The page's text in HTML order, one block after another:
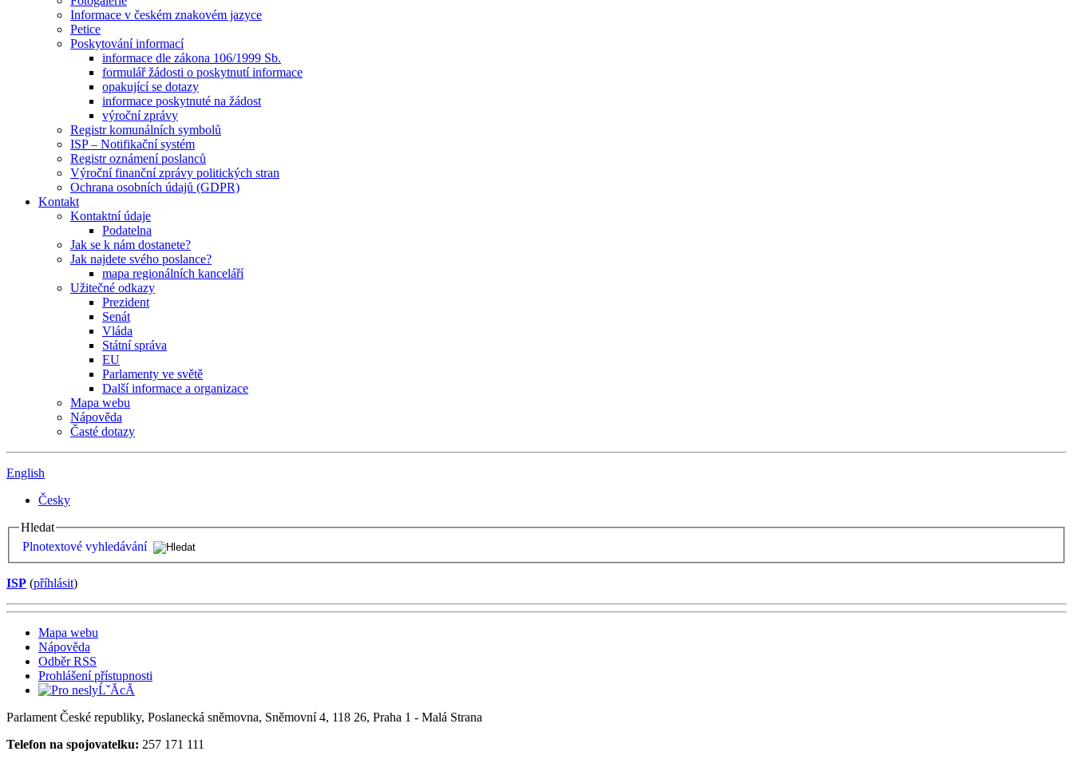
Informace v českém znakovém jazyce
Petice
Poskytování informací
informace dle zákona 106/1999 Sb.
formulář žádosti o poskytnutí informace
opakující se dotazy
informace poskytnuté na žádost
výroční zprávy
Registr komunálních symbolů
ISP – Notifikační systém
Registr oznámení poslanců
Výroční finanční zprávy politických stran
Ochrana osobních údajů (GDPR)
Kontakt
Kontaktní údaje
Podatelna
Jak se k nám dostanete?
Jak najdete svého poslance?
mapa regionálních kanceláří
Užitečné odkazy
Prezident
Senát
Vláda
Státní správa
EU
Parlamenty ve světě
Další informace a organizace
Mapa webu
Nápověda
Časté dotazy
English
Česky
Hledat
Plnotextové vyhledávání
ISP (příhlásit)
Mapa webu
Nápověda
Odběr RSS
Prohlášení přístupnosti
Parlament České republiky, Poslanecká sněmovna, Sněmovní 4, 118 26, Praha 1 - Malá Strana
Telefon na spojovatelku: 257 171 111